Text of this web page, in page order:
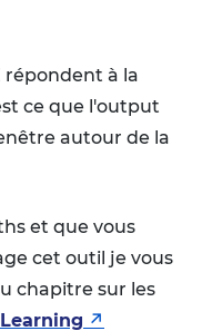
répondent à la
ce que l'output
autour de la
et que vous
cet outil je vous
chapitre sur les